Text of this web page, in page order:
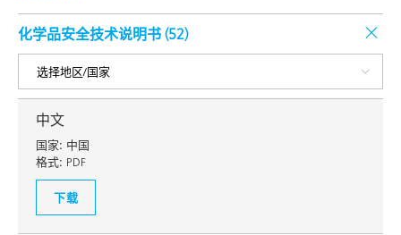
化学品安全技术说明书 (52)
中文
国家: 中国
格式: PDF
下载